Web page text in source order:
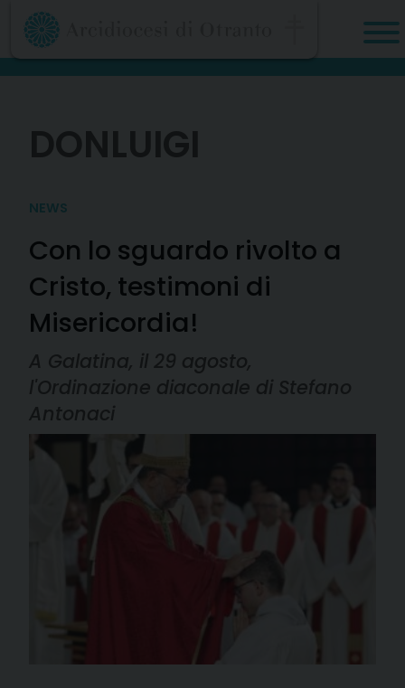
Skip
content
DONLUIGI
NEWS
Con lo sguardo rivolto a
Cristo, testimoni di
Misericordia!
A Galatina, il 29 agosto,
l'Ordinazione diaconale di Stefano
Antonaci